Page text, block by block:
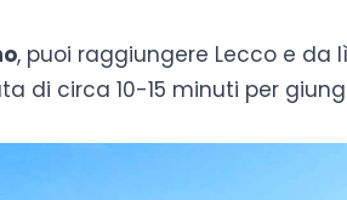
, puoi raggiungere Lecco e da lì
di circa 10-15 minuti per